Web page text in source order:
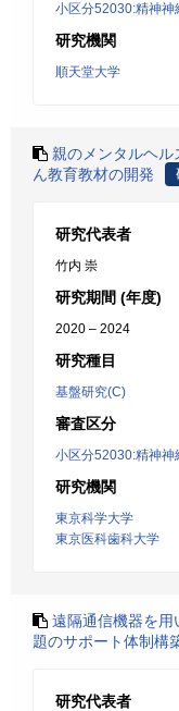
小区分52030:精神神
研究機関
順天堂大学
親のメンタルヘル
ん教育教材の開発
研究代表者
竹内 崇
研究期間 (年度)
2020 – 2024
研究種目
基盤研究(C)
審査区分
小区分52030:精神神
研究機関
東京科学大学
東京医科歯科大学
遠隔通信機器を用
題のサポート体制構
研究代表者